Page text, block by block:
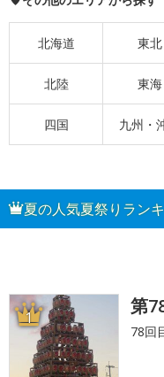
北海道 東北
北陸 東海
四国 九州・
夏の人気夏祭りラン
1 第
78回